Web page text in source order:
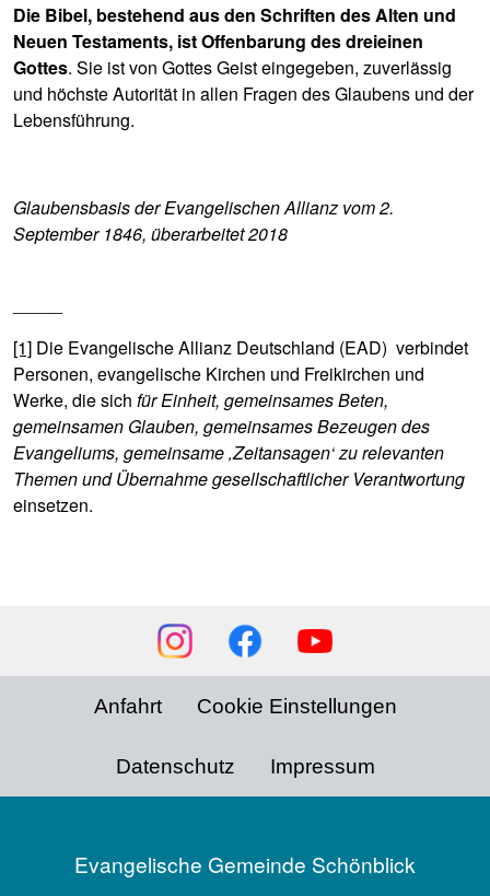
Die Bibel, bestehend aus den Schriften des Alten und
Neuen Testaments, ist Offenbarung des dreieinen
Gottes. Sie ist von Gottes Geist eingegeben, zuverlässig
und höchste Autorität in allen Fragen des Glaubens und der
Lebensführung.
Glaubensbasis der Evangelischen Allianz vom 2.
September 1846, überarbeitet 2018
[1] Die Evangelische Allianz Deutschland (EAD) verbindet
Personen, evangelische Kirchen und Freikirchen und
Werke, die sich für Einheit, gemeinsames Beten,
gemeinsamen Glauben, gemeinsames Bezeugen des
Evangeliums, gemeinsame ‚Zeitansagen‘ zu relevanten
Themen und Übernahme gesellschaftlicher Verantwortung
einsetzen.
Anfahrt Cookie Einstellungen
Datenschutz Impressum
Evangelische Gemeinde Schönblick